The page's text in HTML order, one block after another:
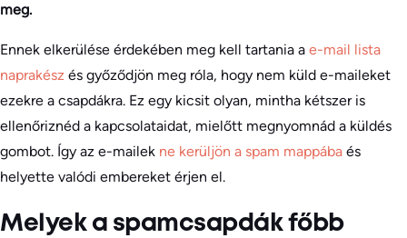
meg.
Ennek elkerülése érdekében meg kell tartania a e-mail lista
naprakész és győződjön meg róla, hogy nem küld e-maileket
ezekre a csapdákra. Ez egy kicsit olyan, mintha kétszer is
ellenőriznéd a kapcsolataidat, mielőtt megnyomnád a küldés
gombot. Így az e-mailek ne kerüljön a spam mappába és
helyette valódi embereket érjen el.
Melyek a spamcsapdák főbb